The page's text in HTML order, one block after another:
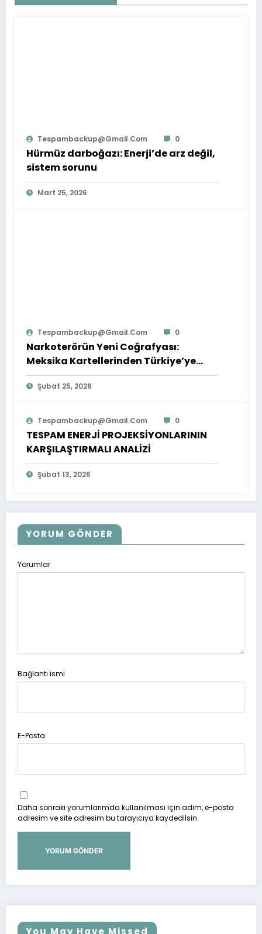
Tespambackup@gmail.com 0
Hürmüz darboğazı: Enerji’de arz değil,
sistem sorunu
Mart 25, 2026
Tespambackup@gmail.com 0
Narkoterörün Yeni Coğrafyası:
Meksika Kartellerinden Türkiye’ye
Çıkarılan Dersler
Şubat 25, 2026
Tespambackup@gmail.com 0
TESPAM ENERJİ PROJEKSİYONLARININ
KARŞILAŞTIRMALI ANALİZİ
Şubat 13, 2026
YORUM GÖNDER
Yorumlar
Bağlantı ismi
E-Posta
Daha sonraki yorumlarımda kullanılması için adım, e-posta
adresim ve site adresim bu tarayıcıya kaydedilsin.